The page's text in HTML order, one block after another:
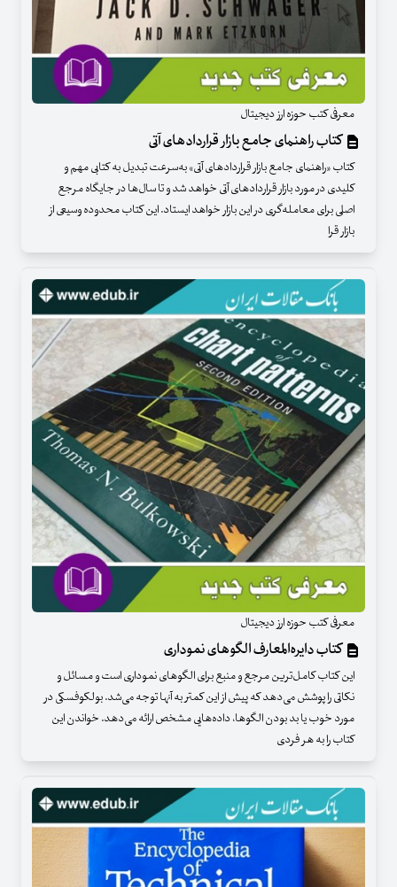
معرفی کتب حوزه ارز دیجیتال
کتاب راهنمای جامع بازار قراردادهای آتی
کتاب «راهنمای جامع بازار قراردادهای آتی» به‌سرعت تبدیل به کتابی مهم و
کلیدی در مورد بازار قراردادهای آتی خواهد شد و تا سال‌ها در جایگاه مرجع
اصلی برای معامله‌گری در این بازار خواهد ایستاد. این کتاب محدوده وسیعی از
بازار قرا
معرفی کتب حوزه ارز دیجیتال
کتاب دایره‌المعارف الگوهای نموداری
این کتاب کامل‌ترین مرجع و منبع برای الگوهای نموداری است و مسائل و
نکاتی را پوشش می‌دهد که پیش از این کمتر به آنها توجه می‌شد. بولکوفسکی در
مورد خوب یا بد بودن الگوها، داده‌هایی مشخص ارائه می‌دهد. خواندن این
کتاب را به هر فردی